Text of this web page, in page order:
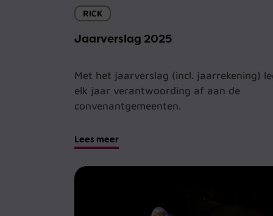
RICK
Jaarverslag 2025
Met het jaarverslag (incl. jaarrekening)
elk jaar verantwoording af aan de
convenantgemeenten.
Lees meer